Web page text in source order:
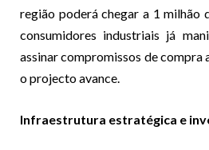
região poderá chegar a 1 milhão
consumidores industriais já
assinar compromissos de compra
o projecto avance.
Infraestrutura estratégica e